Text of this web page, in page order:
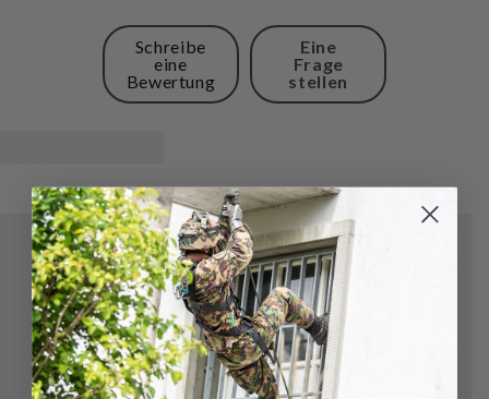
Schreibe
eine
Bewertung
Eine
Frage
stellen